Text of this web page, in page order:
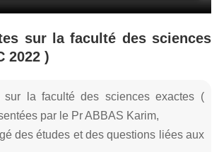
sur la faculté des sciences
2022 )
sur la faculté des sciences exactes (
par le Pr ABBAS Karim,
des études et des questions liées aux